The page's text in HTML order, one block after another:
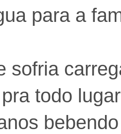
para a
sofria
todo